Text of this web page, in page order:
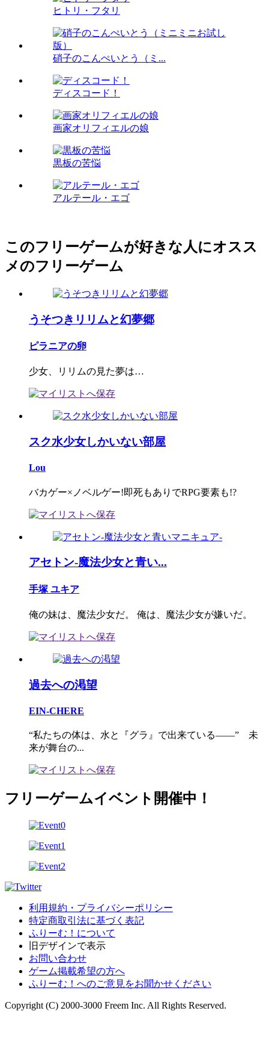
ヒトリ・フタリ
硝子のこんぺいとう（ミ...
ディスコード！
画家オリフィエルの娘
黒板の苦悩
アルテール・エゴ
このフリーゲームが好きな人にオスス
メのフリーゲーム
うそつきリリムと幻夢郷
ピラニアの卵
少女、リリムの見た夢は…
スク水少女しかいない部屋
Lou
バカゲー×ノベルゲー!即死もありでRPG要素も!?
アセトン-魔法少女と青い...
手塚 ユキア
俺の妹は、魔法少女だ。 俺は、魔法少女が嫌いだ。
過去への渇望
EIN-CHERE
“私たちの体は、水と『グラ』で出来ている――” 未
来が舞台の...
フリーゲームイベント開催中！
利用規約・プライバシーポリシー
特定商取引法に基づく表記
ふりーむ！について
旧デザインで表示
お問い合わせ
ゲーム掲載希望の方へ
ふりーむ！へのご意見をお聞かせください
Copyright (C) 2000-3000 Freem Inc. All Rights Reserved.